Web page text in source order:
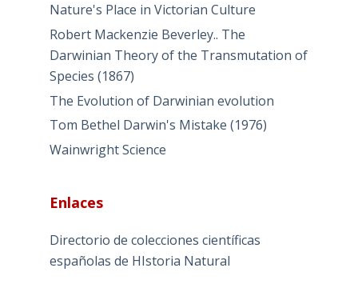
Nature's Place in Victorian Culture
Robert Mackenzie Beverley.. The
Darwinian Theory of the Transmutation of
Species (1867)
The Evolution of Darwinian evolution
Tom Bethel Darwin's Mistake (1976)
Wainwright Science
Enlaces
Directorio de colecciones científicas
españolas de HIstoria Natural